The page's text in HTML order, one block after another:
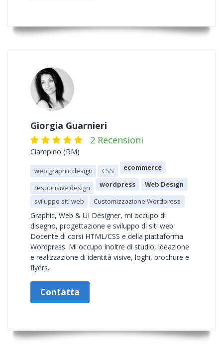
Giorgia Guarnieri
2 Recensioni
Ciampino (RM)
web graphic design CSS ecommerce
responsive design wordpress
Web Design
sviluppo siti web
Customizzazione Wordpress
Graphic, Web & UI Designer, mi occupo di
disegno, progettazione e sviluppo di siti web.
Docente di corsi HTML/CSS e della piattaforma
Wordpress. Mi occupo inoltre di studio, ideazione
e realizzazione di identità visive, loghi, brochure e
flyers.
Contatta